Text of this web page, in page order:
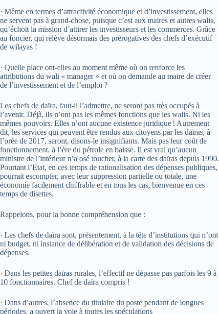
· Même en termes d’attractivité économique et d’investissement, elles
ne servent pas à grand-chose, puisque c’est aux maires et autres walis,
qu’échoit la mission d’attirer les investisseurs et les commerces. Grâce
au foncier, qui relève désormais des prérogatives des chefs d’exécutif
de wilayas !
· Quelle place ont-elles au moment même où on renforce les
attributions du wali « manager » et où on demande au maire de créer
de l’investissement et de l’emploi ?
Les chefs de daïra, faut-il l’admettre, ne seront pas très occupés à
l’avenir. Déjà, ils n’ont pas les mêmes fonctions que les walis. Ni les
mêmes pouvoirs. Elles n’ont aucune existence juridique ! Autrement
dit, les services qui peuvent être rendus aux citoyens par les daïras, à
l’orée de 2017, seront, disons-le insignifiants. Mais pas leur coût de
fonctionnement, à l’ère du pétrole en baisse. Il est vrai qu’aucun
ministre de l’intérieur n’a osé toucher, à la carte des daïras depuis 1990.
Pourtant l’Etat, en ces temps de rationalisation des dépenses publiques,
pourrait escompter, avec leur suppression partielle ou totale, une
économie facilement chiffrable et en tous les cas, bienvenue en ces
temps de disettes.
Rappelons, pour la bonne compréhension que :
· Les chefs de daïra sont, présentement, à la tête d’institutions qui n’ont
ni budget, ni instance de délibération et de validation des décisions de
dépenses.
· Dans les petites daïras rurales, l’effectif ne dépasse pas parfois les 9 à
10 fonctionnaires. Chef de daïra compris !
· Dans d’autres, l’absence du titulaire du poste pendant de longues
périodes, a ouvert la voie à toutes les spéculations